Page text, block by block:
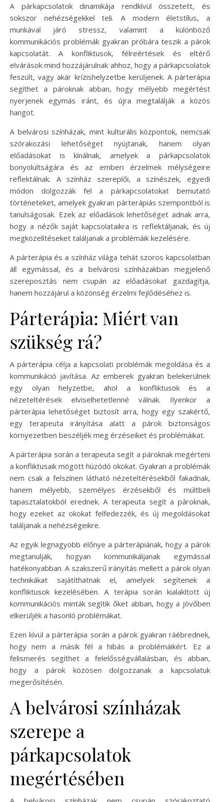
A párkapcsolatok dinamikája rendkívül összetett, és
sokszor nehézségekkel teli. A modern életstílus, a
munkával járó stressz, valamint a különböző
kommunikációs problémák gyakran próbára teszik a párok
kapcsolatát. A konfliktusok, félreértések és eltérő
elvárások mind hozzájárulnak ahhoz, hogy a párkapcsolatok
feszült, vagy akár krízishelyzetbe kerüljenek. A párterápia
segíthet a pároknak abban, hogy mélyebb megértést
nyerjenek egymás iránt, és újra megtalálják a közös
hangot.
A belvárosi színházak, mint kulturális központok, nemcsak
szórakozási lehetőséget nyújtanak, hanem olyan
előadásokat is kínálnak, amelyek a párkapcsolatok
bonyolultságára és az emberi érzelmek mélységeire
reflektálnak. A színház szereplői, a színészek, egyedi
módon dolgozzák fel a párkapcsolatokat bemutató
történeteket, amelyek gyakran párterápiás szempontból is
tanulságosak. Ezek az előadások lehetőséget adnak arra,
hogy a nézők saját kapcsolataikra is reflektáljanak, és új
megközelítéseket találjanak a problémáik kezelésére.
A párterápia és a színház világa tehát szoros kapcsolatban
áll egymással, és a belvárosi színházakban megjelenő
szereposztás nem csupán az előadásokat gazdagítja,
hanem hozzájárul a közönség érzelmi fejlődéséhez is.
Párterápia: Miért van
szükség rá?
A párterápia célja a kapcsolati problémák megoldása és a
kommunikáció javítása. Az emberek gyakran belekerülnek
egy olyan helyzetbe, ahol a konfliktusok és a
nézeteltérések elviselhetetlenné válnak. Ilyenkor a
párterápia lehetőséget biztosít arra, hogy egy szakértő,
egy terapeuta irányítása alatt a párok biztonságos
környezetben beszéljék meg érzéseiket és problémáikat.
A párterápia során a terapeuta segít a pároknak megérteni
a konfliktusaik mögött húzódó okokat. Gyakran a problémák
nem csak a felszínen látható nézeteltérésekből fakadnak,
hanem mélyebb, személyes érzésekből és múltbeli
tapasztalatokból erednek. A terapeuta segít a pároknak,
hogy ezeket az okokat felfedezzék, és új megoldásokat
találjanak a nehézségeikre.
Az egyik legnagyobb előnye a párterápiának, hogy a párok
megtanulják, hogyan kommunikáljanak egymással
hatékonyabban. A szakszerű irányítás mellett a párok olyan
technikákat sajátíthatnak el, amelyek segítenek a
konfliktusok kezelésében. A terápia során kialakított új
kommunikációs minták segítik őket abban, hogy a jövőben
elkerüljék a hasonló problémákat.
Ezen kívül a párterápia során a párok gyakran ráébrednek,
hogy nem a másik fél a hibás a problémáikért. Ez a
felismerés segíthet a felelősségvállalásban, és abban,
hogy a párok közösen dolgozzanak a kapcsolatuk
megerősítésén.
A belvárosi színházak
szerepe a
párkapcsolatok
megértésében